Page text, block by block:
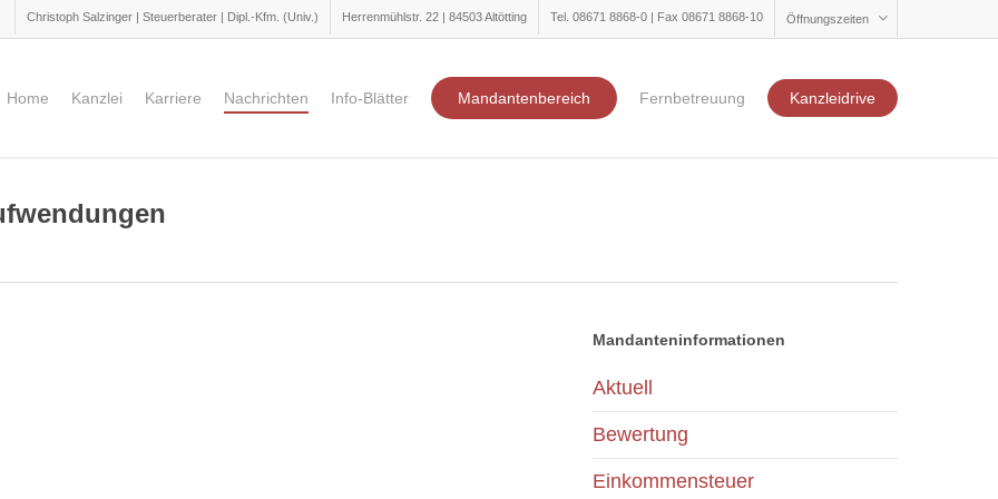
Christoph Salzinger | Steuerberater | Dipl.-Kfm. (Univ.) Herrenmühlstr. 22 | 84503 Altötting Tel. 08671 8868-0 | Fax 08671 8868-10 Öffnungszeiten
Home Kanzlei Karriere Nachrichten Info-Blätter Mandantenbereich Fernbetreuung Kanzleidrive
Mandanteninformationen
Aktuell
Bewertung
Einkommensteuer